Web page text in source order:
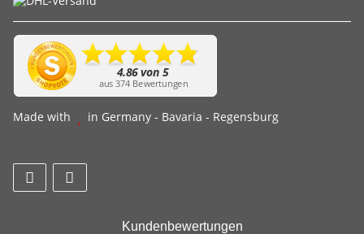
Made with in Germany - Bavaria - Regensburg
Kundenbewertungen